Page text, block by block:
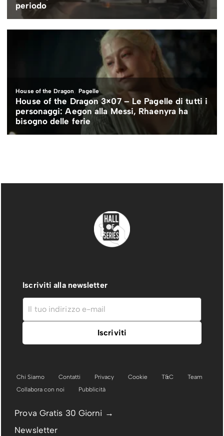
Iscriviti alla newsletter
Chi Siamo Contatti Privacy Cookie T&C
Team
Collabora con noi
Pubblicità
Prova Gratis 30 Giorni →
Newsletter